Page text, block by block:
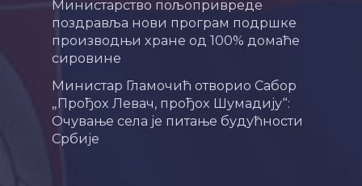
Министарство пољопривреде
поздравља нови програм подршке
производњи хране од 100% домаће
сировине
Министар Гламочић отворио Сабор
„Прођох Левач, прођох Шумадију“:
Очување села је питање будућности
Србије